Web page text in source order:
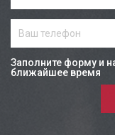
Заполните форму и
ближайшее время